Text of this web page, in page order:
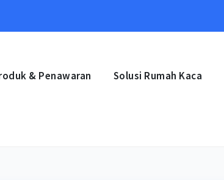
& Penawaran Solusi Rumah Kaca